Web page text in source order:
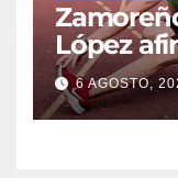
López
Máster
del Sur
6 AGOSTO,